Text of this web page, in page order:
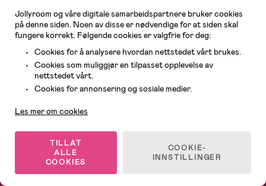
1 IGJEN
(2)
Petite Chérie Solide Vognbag
Hard, Taupe
999 kr
2 IGJEN
(0)
Cybex Mios Lux Liggedel,
Mustard Yellow
795 kr
Veil. Pris: 3 399 kr
1 /
Jollyroom og våre digitale samarbeidspartnere bruker cookies
på denne siden. Noen av disse er nødvendige for at siden skal
fungere korrekt. Følgende cookies er valgfrie for deg:
Cookies for å analysere hvordan nettstedet vårt brukes.
Cookies som muliggjør en tilpasset opplevelse av
nettstedet vårt.
Cookies for annonsering og sosiale medier.
Les mer om cookies
TILLAT
ALLE
COOKIES
COOKIE-
INNSTILLINGER